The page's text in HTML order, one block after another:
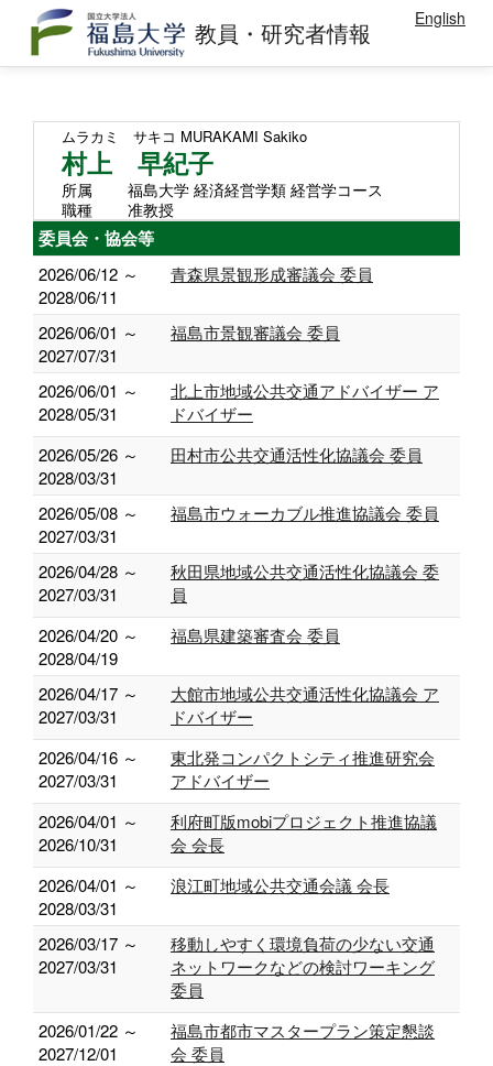
教員・研究者情報 English
ムラカミ サキコ MURAKAMI Sakiko
村上 早紀子
所属
福島大学 経済経営学類 経営学コース
職種
准教授
委員会・協会等
2026/06/12 ～
2028/06/11
青森県景観形成審議会 委員
2026/06/01 ～
2027/07/31
福島市景観審議会 委員
2026/06/01 ～
2028/05/31
北上市地域公共交通アドバイザー ア
ドバイザー
2026/05/26 ～
2028/03/31
田村市公共交通活性化協議会 委員
2026/05/08 ～
2027/03/31
福島市ウォーカブル推進協議会 委員
2026/04/28 ～
2027/03/31
秋田県地域公共交通活性化協議会 委
員
2026/04/20 ～
2028/04/19
福島県建築審査会 委員
2026/04/17 ～
2027/03/31
大館市地域公共交通活性化協議会 ア
ドバイザー
2026/04/16 ～
2027/03/31
東北発コンパクトシティ推進研究会
アドバイザー
2026/04/01 ～
2026/10/31
利府町版mobiプロジェクト推進協議
会 会長
2026/04/01 ～
2028/03/31
浪江町地域公共交通会議 会長
2026/03/17 ～
2027/03/31
移動しやすく環境負荷の少ない交通
ネットワークなどの検討ワーキング
委員
2026/01/22 ～
2027/12/01
福島市都市マスタープラン策定懇談
会 委員